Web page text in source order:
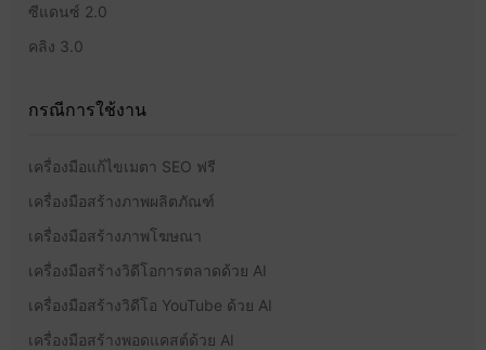
ซีแดนซ์ 2.0
คลิง 3.0
กรณีการใช้งาน
เครื่องมือแก้ไขเมตา SEO ฟรี
เครื่องมือสร้างภาพผลิตภัณฑ์
เครื่องมือสร้างภาพโฆษณา
เครื่องมือสร้างวิดีโอการตลาดด้วย AI
เครื่องมือสร้างวิดีโอ YouTube ด้วย AI
เครื่องมือสร้างพอดแคสต์ด้วย AI